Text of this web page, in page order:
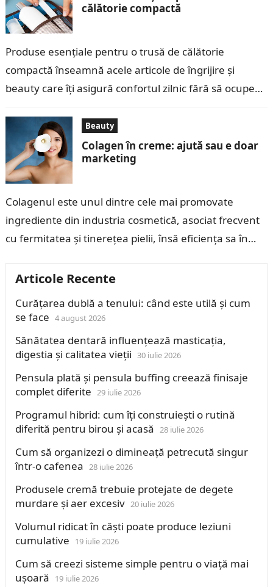
călătorie compactă
Produse esențiale pentru o trusă de călătorie
compactă înseamnă acele articole de îngrijire și
beauty care îți asigură confortul zilnic fără să ocupe
Beauty
Colagen în creme: ajută sau e doar
marketing
Colagenul este unul dintre cele mai promovate
ingrediente din industria cosmetică, asociat frecvent
cu fermitatea și tinerețea pielii, însă eficiența sa în
Articole Recente
Curățarea dublă a tenului: când este utilă și cum
se face 4 august 2026
Sănătatea dentară influențează masticația,
digestia și calitatea vieții 30 iulie 2026
Pensula plată și pensula buffing creează finisaje
complet diferite 29 iulie 2026
Programul hibrid: cum îți construiești o rutină
diferită pentru birou și acasă 28 iulie 2026
Cum să organizezi o dimineață petrecută singur
într-o cafenea 28 iulie 2026
Produsele cremă trebuie protejate de degete
murdare și aer excesiv 20 iulie 2026
Volumul ridicat în căști poate produce leziuni
cumulative
19 iulie 2026
Cum să creezi sisteme simple pentru o viață mai
ușoară
19 iulie 2026